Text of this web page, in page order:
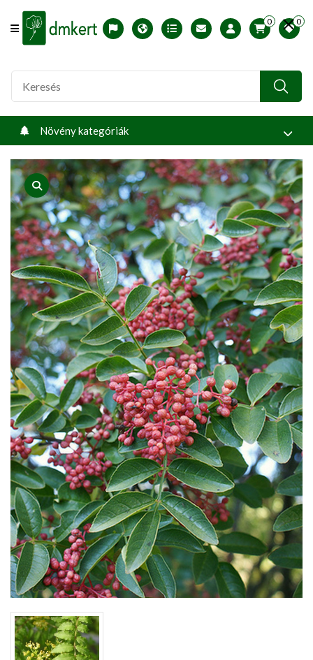
Offcanvas Menu Open
English version
Télállósági zónák
Nyomtatható ABC árjegyzék
Profilom
0 0
Növény kategóriák
product view